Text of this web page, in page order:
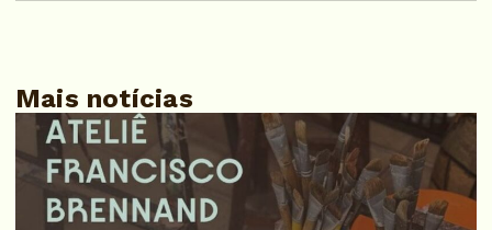
Mais notícias